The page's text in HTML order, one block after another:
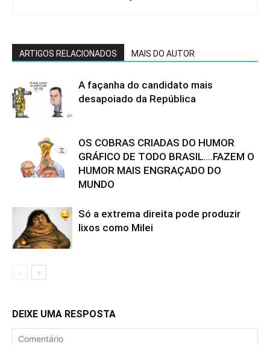
ARTIGOS RELACIONADOS MAIS DO AUTOR
A façanha do candidato mais
desapoiado da República
OS COBRAS CRIADAS DO HUMOR
GRÁFICO DE TODO BRASIL….FAZEM O
HUMOR MAIS ENGRAÇADO DO
MUNDO
Só a extrema direita pode produzir
lixos como Milei
DEIXE UMA RESPOSTA